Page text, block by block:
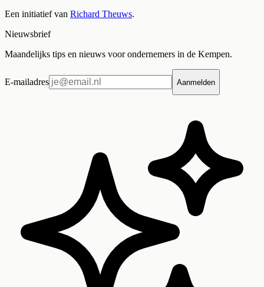
Een initiatief van Richard Theuws.
Nieuwsbrief
Maandelijks tips en nieuws voor ondernemers in de Kempen.
E-mailadres Aanmelden